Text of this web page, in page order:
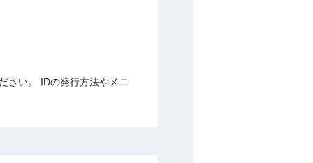
さい。 IDの発行方法やメニ